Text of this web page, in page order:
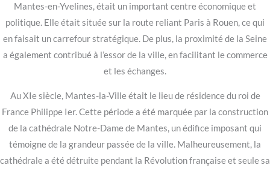
Mantes-en-Yvelines, était un important centre économique et
politique. Elle était située sur la route reliant Paris à Rouen, ce qui
en faisait un carrefour stratégique. De plus, la proximité de la Seine
a également contribué à l’essor de la ville, en facilitant le commerce
et les échanges.
Au XIe siècle, Mantes-la-Ville était le lieu de résidence du roi de
France Philippe Ier. Cette période a été marquée par la construction
de la cathédrale Notre-Dame de Mantes, un édifice imposant qui
témoigne de la grandeur passée de la ville. Malheureusement, la
cathédrale a été détruite pendant la Révolution française et seule sa